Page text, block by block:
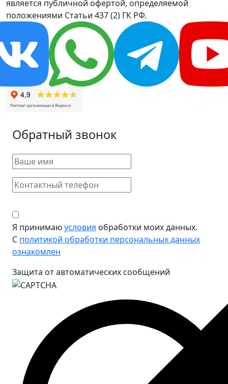
является публичной офертой, определяемой
положениями Статьи 437 (2) ГК РФ.
Обратный звонок
Я принимаюусловия обработки моих данных.
С политикой обработки персональных данных
ознакомлен
Защита от автоматических сообщений